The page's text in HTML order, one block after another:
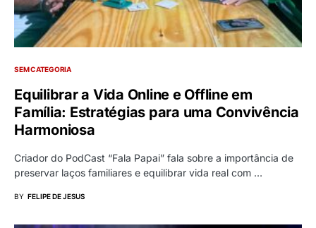
SEM CATEGORIA
Equilibrar a Vida Online e Offline em
Família: Estratégias para uma Convivência
Harmoniosa
Criador do PodCast “Fala Papai” fala sobre a importância de
preservar laços familiares e equilibrar vida real com …
BY FELIPE DE JESUS